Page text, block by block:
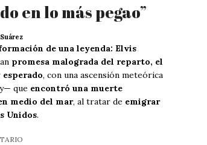
en lo más pegao”
de una leyenda: Elvis
promesa malograda del reparto, el
, con una ascensión meteórica
que encontró una muerte
medio del mar, al tratar de emigrar
Unidos.